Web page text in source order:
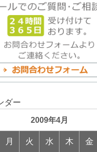
ダー
2009年4月
月 火 水 木 金